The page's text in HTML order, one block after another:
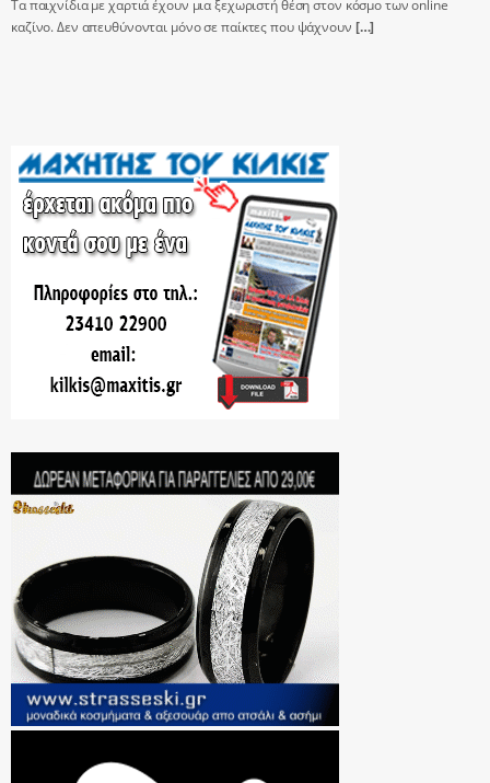
Τα παιχνίδια με χαρτιά έχουν μια ξεχωριστή θέση στον κόσμο των online
καζίνο. Δεν απευθύνονται μόνο σε παίκτες που ψάχνουν […]